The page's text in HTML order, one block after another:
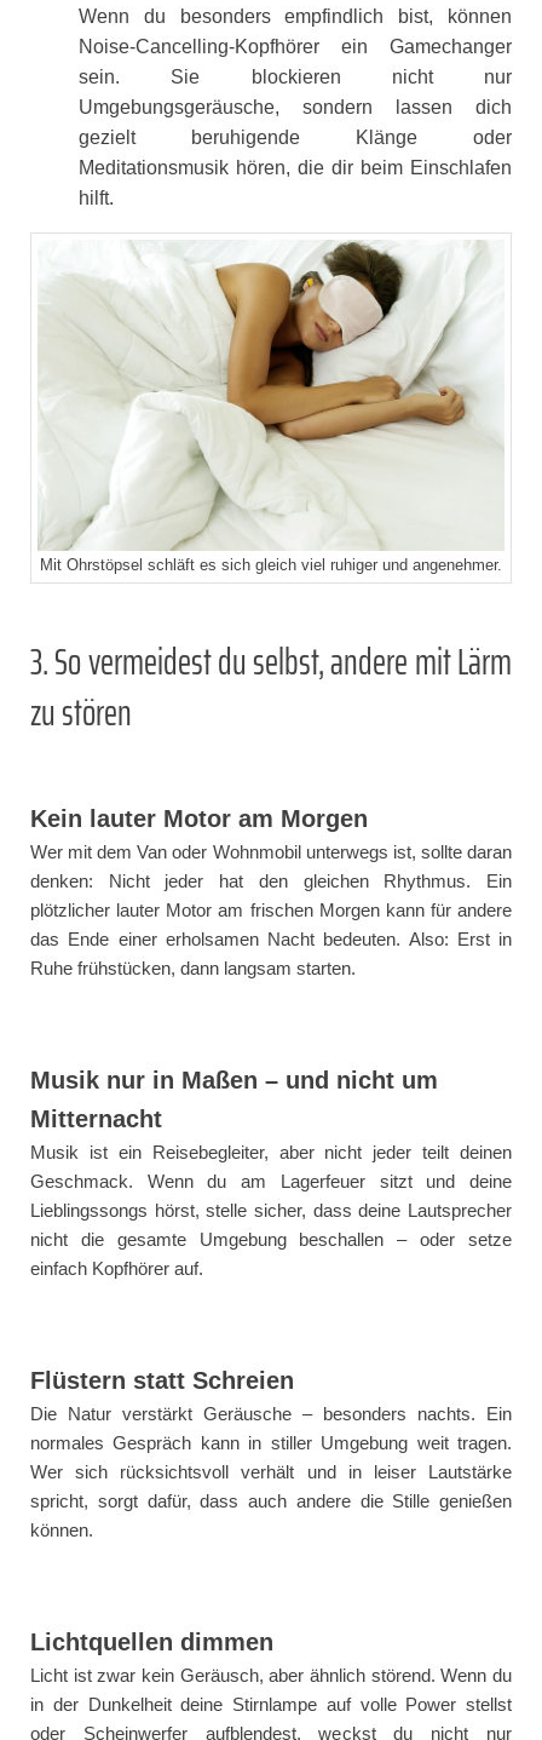
Wenn du besonders empfindlich bist, können
Noise-Cancelling-Kopfhörer ein Gamechanger
sein. Sie blockieren nicht nur
Umgebungsgeräusche, sondern lassen dich
gezielt beruhigende Klänge oder
Meditationsmusik hören, die dir beim Einschlafen
hilft.
Mit Ohrstöpsel schläft es sich gleich viel ruhiger und angenehmer.
3. So vermeidest du selbst, andere mit Lärm
zu stören
Kein lauter Motor am Morgen
Wer mit dem Van oder Wohnmobil unterwegs ist, sollte daran
denken: Nicht jeder hat den gleichen Rhythmus. Ein
plötzlicher lauter Motor am frischen Morgen kann für andere
das Ende einer erholsamen Nacht bedeuten. Also: Erst in
Ruhe frühstücken, dann langsam starten.
Musik nur in Maßen – und nicht um
Mitternacht
Musik ist ein Reisebegleiter, aber nicht jeder teilt deinen
Geschmack. Wenn du am Lagerfeuer sitzt und deine
Lieblingssongs hörst, stelle sicher, dass deine Lautsprecher
nicht die gesamte Umgebung beschallen – oder setze
einfach Kopfhörer auf.
Flüstern statt Schreien
Die Natur verstärkt Geräusche – besonders nachts. Ein
normales Gespräch kann in stiller Umgebung weit tragen.
Wer sich rücksichtsvoll verhält und in leiser Lautstärke
spricht, sorgt dafür, dass auch andere die Stille genießen
können.
Lichtquellen dimmen
Licht ist zwar kein Geräusch, aber ähnlich störend. Wenn du
in der Dunkelheit deine Stirnlampe auf volle Power stellst
oder Scheinwerfer aufblendest, weckst du nicht nur